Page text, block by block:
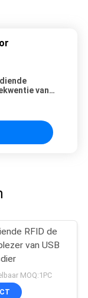
van
RFID de
van USB
MOQ:1PC